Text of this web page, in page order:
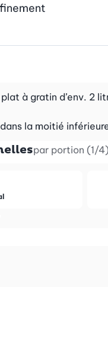
à gratin d’env. 2
la moitié
par portion (1/4)